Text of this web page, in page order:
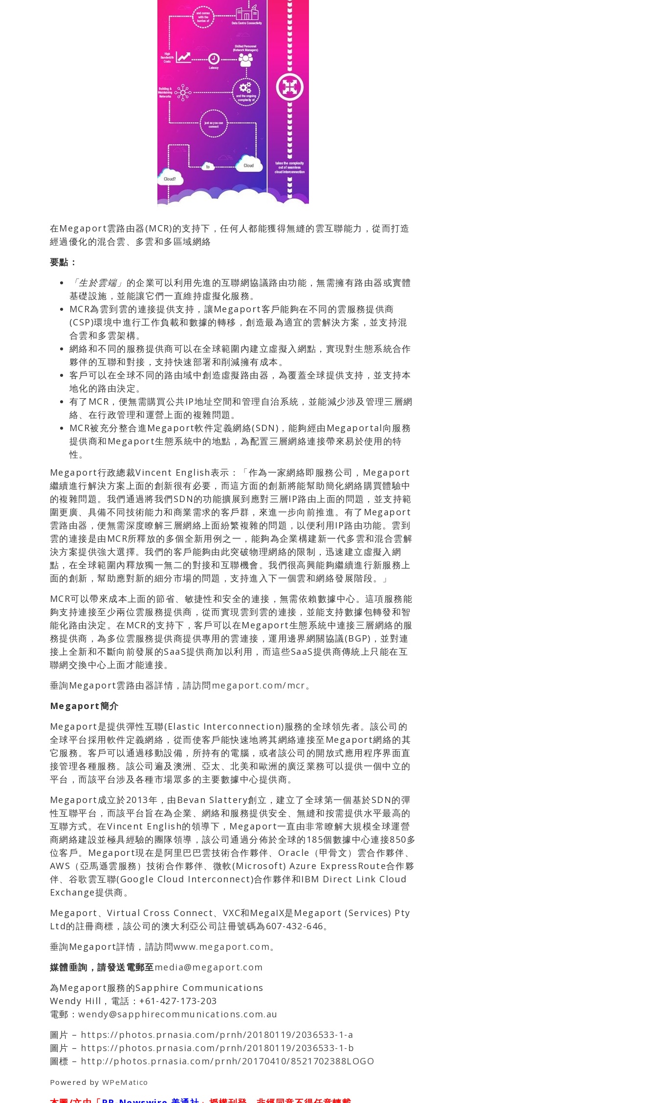
在Megaport雲路由器(MCR)的支持下，任何人都能獲得無縫的雲互聯能力，從而打造
經過優化的混合雲、多雲和多區域網絡
要點：
「生於雲端」 的企業可以利用先進的互聯網協議路由功能，無需擁有路由器或實體
基礎設施，並能讓它們一直維持虛擬化服務。
MCR為雲到雲的連接提供支持，讓Megaport客戶能夠在不同的雲服務提供商
(CSP)環境中進行工作負載和數據的轉移，創造最為適宜的雲解決方案，並支持混
合雲和多雲架構。
網絡和不同的服務提供商可以在全球範圍內建立虛擬入網點，實現對生態系統合作
夥伴的互聯和對接，支持快速部署和削減擁有成本。
客戶可以在全球不同的路由域中創造虛擬路由器，為覆蓋全球提供支持，並支持本
地化的路由決定。
有了MCR，便無需購買公共IP地址空間和管理自治系統，並能減少涉及管理三層網
絡、在行政管理和運營上面的複雜問題。
MCR被充分整合進Megaport軟件定義網絡(SDN)，能夠經由Megaportal向服務
提供商和Megaport生態系統中的地點，為配置三層網絡連接帶來易於使用的特
性。
Megaport行政總裁Vincent English表示：「作為一家網絡即服務公司，Megaport
繼續進行解決方案上面的創新很有必要，而這方面的創新將能幫助簡化網絡購買體驗中
的複雜問題。我們通過將我們SDN的功能擴展到應對三層IP路由上面的問題，並支持範
圍更廣、具備不同技術能力和商業需求的客戶群，來進一步向前推進。有了Megaport
雲路由器，便無需深度瞭解三層網絡上面紛繁複雜的問題，以便利用IP路由功能。雲到
雲的連接是由MCR所釋放的多個全新用例之一，能夠為企業構建新一代多雲和混合雲解
決方案提供強大選擇。我們的客戶能夠由此突破物理網絡的限制，迅速建立虛擬入網
點，在全球範圍內釋放獨一無二的對接和互聯機會。我們很高興能夠繼續進行新服務上
面的創新，幫助應對新的細分市場的問題，支持進入下一個雲和網絡發展階段。」
MCR可以帶來成本上面的節省、敏捷性和安全的連接，無需依賴數據中心。這項服務能
夠支持連接至少兩位雲服務提供商，從而實現雲到雲的連接，並能支持數據包轉發和智
能化路由決定。在MCR的支持下，客戶可以在Megaport生態系統中連接三層網絡的服
務提供商，為多位雲服務提供商提供專用的雲連接，運用邊界網關協議(BGP)，並對連
接上全新和不斷向前發展的SaaS提供商加以利用，而這些SaaS提供商傳統上只能在互
聯網交換中心上面才能連接。
垂詢Megaport雲路由器詳情，請訪問 megaport.com/mcr。
Megaport簡介
Megaport是提供彈性互聯(Elastic Interconnection)服務的全球領先者。該公司的
全球平台採用軟件定義網絡，從而使客戶能快速地將其網絡連接至Megaport網絡的其
它服務。客戶可以通過移動設備，所持有的電腦，或者該公司的開放式應用程序界面直
接管理各種服務。該公司遍及澳洲、亞太、北美和歐洲的廣泛業務可以提供一個中立的
平台，而該平台涉及各種市場眾多的主要數據中心提供商。
Megaport成立於2013年，由Bevan Slattery創立，建立了全球第一個基於SDN的彈
性互聯平台，而該平台旨在為企業、網絡和服務提供安全、無縫和按需提供水平最高的
互聯方式。在Vincent English的領導下，Megaport一直由非常瞭解大規模全球運營
商網絡建設並極具經驗的團隊領導，該公司通過分佈於全球的185個數據中心連接850多
位客戶。Megaport現在是阿里巴巴雲技術合作夥伴、Oracle（甲骨文）雲合作夥伴、
AWS（亞馬遜雲服務）技術合作夥伴、微軟(Microsoft) Azure ExpressRoute合作夥
伴、谷歌雲互聯(Google Cloud Interconnect)合作夥伴和IBM Direct Link Cloud
Exchange提供商。
Megaport、Virtual Cross Connect、VXC和MegaIX是Megaport (Services) Pty
Ltd的註冊商標，該公司的澳大利亞公司註冊號碼為607-432-646。
垂詢Megaport詳情，請訪問www.megaport.com。
媒體垂詢，請發送電郵至media@megaport.com
為Megaport服務的Sapphire Communications
Wendy Hill，電話：+61-427-173-203
電郵：wendy@sapphirecommunications.com.au
圖片 – https://photos.prnasia.com/prnh/20180119/2036533-1-a
圖片 – https://photos.prnasia.com/prnh/20180119/2036533-1-b
圖標 – http://photos.prnasia.com/prnh/20170410/8521702388LOGO
Powered by WPeMatico